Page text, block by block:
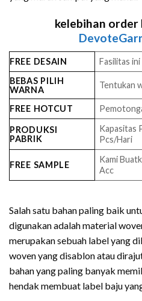
kelebihan order
FREE DESAIN
Fasilitas
BEBAS PILIH
WARNA
Tentukan
FREE HOTCUT
PRODUKSI
PABRIK
Kapasitas
Pcs/Hari
FREE SAMPLE
Kami
Acc
Salah satu bahan paling baik
digunakan adalah material
merupakan sebuah label yang
woven yang disablon atau
bahan yang paling banyak
hendak membuat label baju